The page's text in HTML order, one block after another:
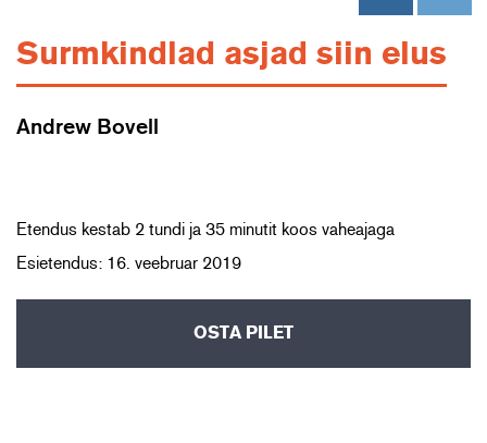
Surmkindlad asjad siin elus
Andrew Bovell
Etendus kestab 2 tundi ja 35 minutit koos vaheajaga
Esietendus: 16. veebruar 2019
OSTA PILET